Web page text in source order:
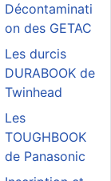
Décontaminati
on des GETAC
Les durcis
DURABOOK de
Twinhead
Les
TOUGHBOOK
de Panasonic